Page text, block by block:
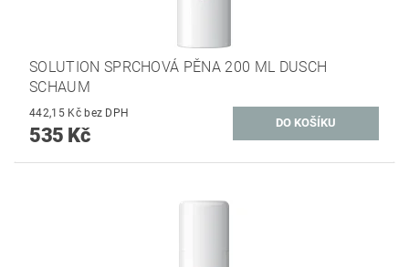
SOLUTION SPRCHOVÁ PĚNA 200 ML DUSCH
SCHAUM
442,15 Kč bez DPH
535 Kč